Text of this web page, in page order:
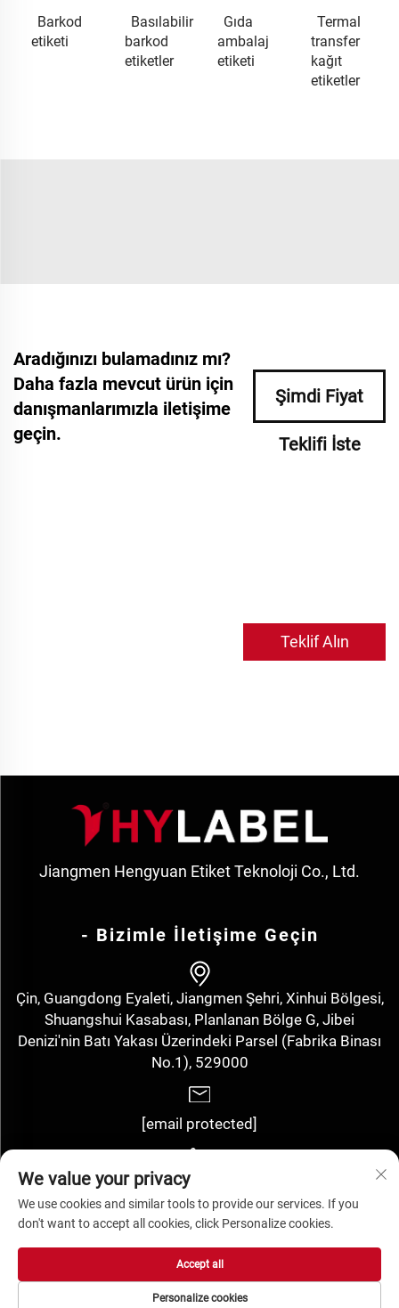
Barkod
etiketi
Basılabilir
barkod
etiketler
Gıda
ambalaj
etiketi
Termal
transfer
kağıt
etiketler
Aradığınızı bulamadınız mı?
Daha fazla mevcut ürün için
danışmanlarımızla iletişime
geçin.
Şimdi Fiyat
Teklifi İste
Teklif Alın
Jiangmen Hengyuan Etiket Teknoloji Co., Ltd.
- Bizimle İletişime Geçin
Çin, Guangdong Eyaleti, Jiangmen Şehri, Xinhui Bölgesi,
Shuangshui Kasabası, Planlanan Bölge G, Jibei
Denizi'nin Batı Yakası Üzerindeki Parsel (Fabrika Binası
No.1), 529000
[email protected]
+86-13143352910
Tüm hakları saklıdır. Jiangmen Hengyuan Label Technology Co.,
Gizlilik politikası
We value your privacy
We use cookies and similar tools to provide our services. If you
don't want to accept all cookies, click Personalize cookies.
Personalize cookies
Accept all